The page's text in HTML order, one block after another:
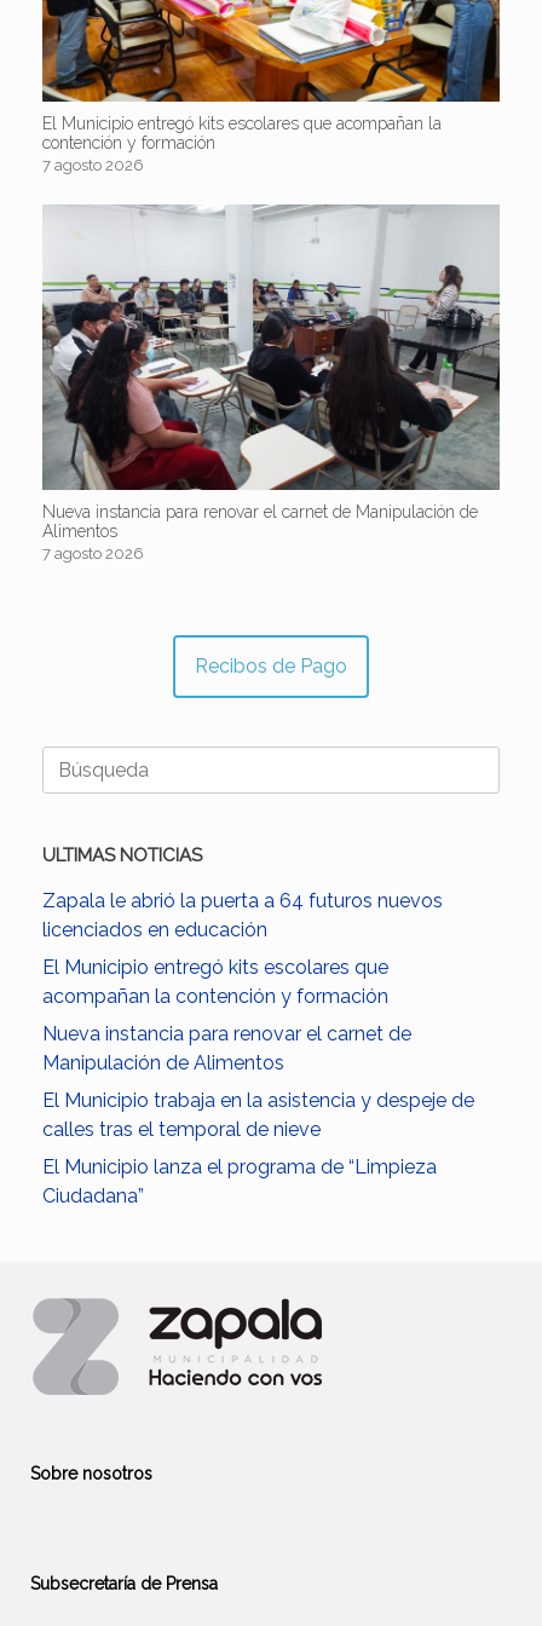
El Municipio entregó kits escolares que acompañan la
contención y formación
7 agosto 2026
Nueva instancia para renovar el carnet de Manipulación de
Alimentos
7 agosto 2026
Recibos de Pago
Buscar:
ULTIMAS NOTICIAS
Zapala le abrió la puerta a 64 futuros nuevos
licenciados en educación
El Municipio entregó kits escolares que
acompañan la contención y formación
Nueva instancia para renovar el carnet de
Manipulación de Alimentos
El Municipio trabaja en la asistencia y despeje de
calles tras el temporal de nieve
El Municipio lanza el programa de “Limpieza
Ciudadana”
Sobre nosotros
Subsecretaría de Prensa